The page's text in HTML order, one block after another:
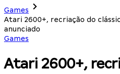
Games
Atari 2600+, recriação do
anunciado
Games
Atari 2600+,